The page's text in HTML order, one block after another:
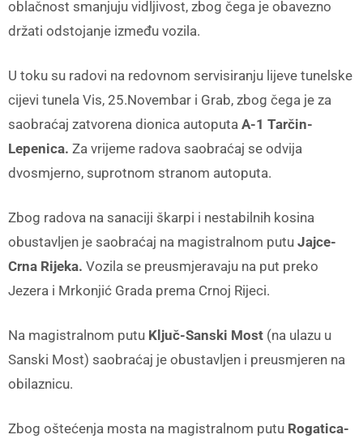
oblačnost smanjuju vidljivost, zbog čega je obavezno
držati odstojanje između vozila.
U toku su radovi na redovnom servisiranju lijeve tunelske
cijevi tunela Vis, 25.Novembar i Grab, zbog čega je za
saobraćaj zatvorena dionica autoputa A-1 Tarčin-
Lepenica. Za vrijeme radova saobraćaj se odvija
dvosmjerno, suprotnom stranom autoputa.
Zbog radova na sanaciji škarpi i nestabilnih kosina
obustavljen je saobraćaj na magistralnom putu Jajce-
Crna Rijeka. Vozila se preusmjeravaju na put preko
Jezera i Mrkonjić Grada prema Crnoj Rijeci.
Na magistralnom putu Ključ-Sanski Most (na ulazu u
Sanski Most) saobraćaj je obustavljen i preusmjeren na
obilaznicu.
Zbog oštećenja mosta na magistralnom putu Rogatica-